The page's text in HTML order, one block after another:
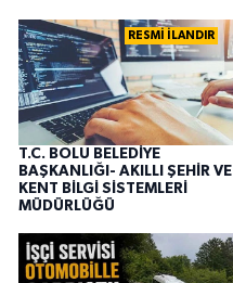
RESMİ İLANDIR
T.C. BOLU BELEDİYE
BAŞKANLIĞI- AKILLI ŞEHİR VE
KENT BİLGİ SİSTEMLERİ
MÜDÜRLÜĞÜ